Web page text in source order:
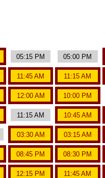
05:15 PM 05:00 PM
11:45 AM 11:15 AM
12:00 AM 10:00 PM
11:15 AM 10:45 AM
03:30 AM 03:15 AM
08:45 PM 08:30 PM
12:15 PM 11:45 AM